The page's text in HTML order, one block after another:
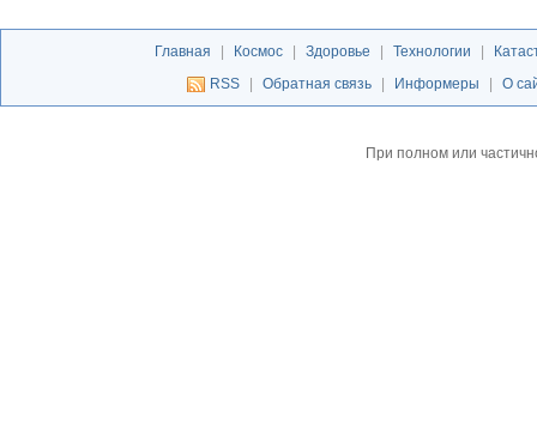
Главная | Космос | Здоровье | Технологии |
RSS
| Обратная связь | Информеры | О
При полном или